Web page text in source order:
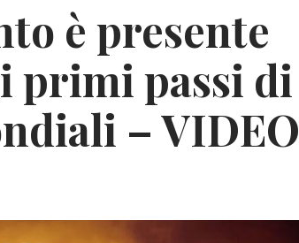
è presente
primi passi di
– VIDEO